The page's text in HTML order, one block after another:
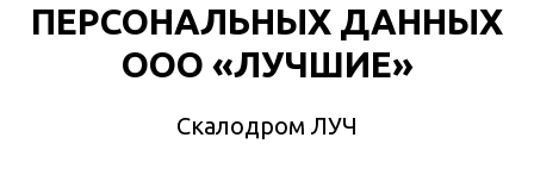
ПЕРСОНАЛЬНЫХ ДАННЫХ
ООО «ЛУЧШИЕ»
Скалодром ЛУЧ